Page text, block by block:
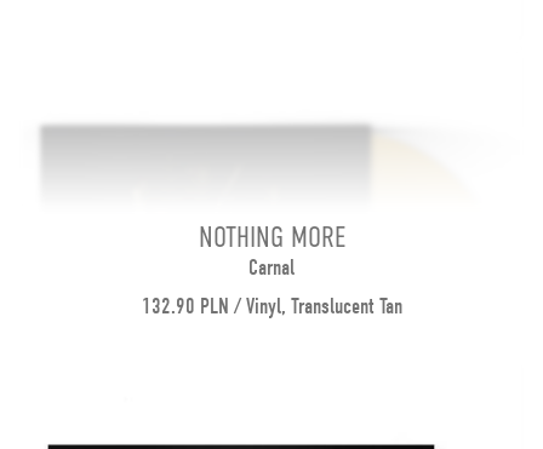
NOTHING MORE
Carnal
132.90 PLN / Vinyl, Translucent Tan